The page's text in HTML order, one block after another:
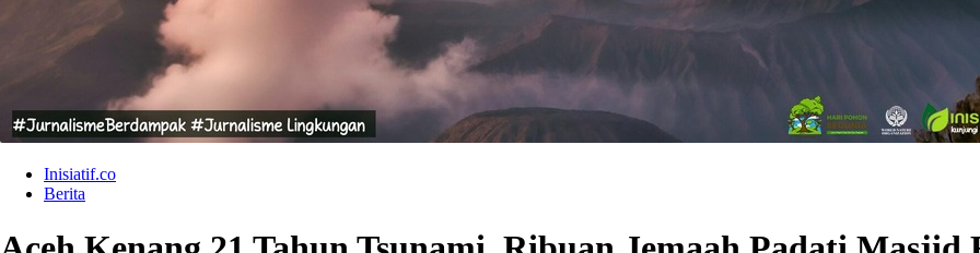
Inisiatif.co
Berita